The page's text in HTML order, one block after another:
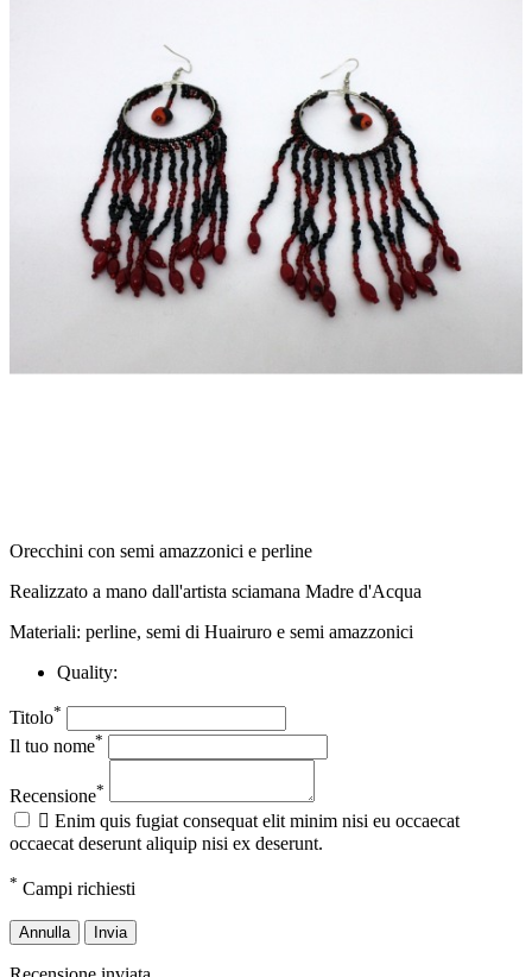
Orecchini con semi amazzonici e perline
Realizzato a mano dall'artista sciamana Madre d'Acqua
Materiali: perline, semi di Huairuro e semi amazzonici
Quality:
Titolo*
Il tuo nome*
Recensione*
 Enim quis fugiat consequat elit minim nisi eu occaecat
occaecat deserunt aliquip nisi ex deserunt.
* Campi richiesti
Annulla Invia